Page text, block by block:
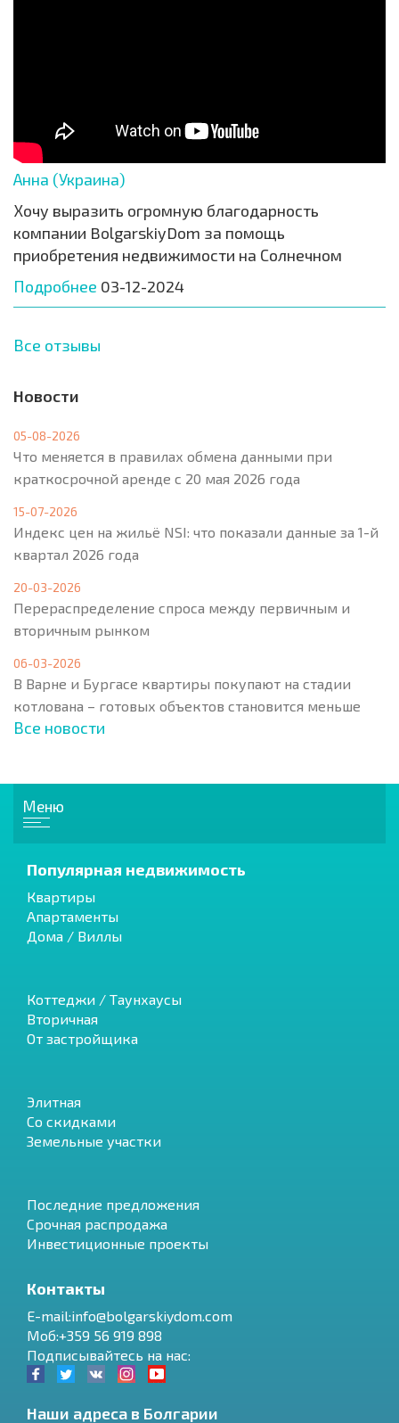
Анна (Украина)
Хочу выразить огромную благодарность
компании BolgarskiyDom за помощь
приобретения недвижимости на Солнечном
Подробнее 03-12-2024
Все отзывы
Новости
05-08-2026
Что меняется в правилах обмена данными при
краткосрочной аренде с 20 мая 2026 года
15-07-2026
Индекс цен на жильё NSI: что показали данные за 1-й
квартал 2026 года
20-03-2026
Перераспределение спроса между первичным и
вторичным рынком
06-03-2026
В Варне и Бургасе квартиры покупают на стадии
котлована – готовых объектов становится меньше
Все новости
Меню
Популярная недвижимость
Квартиры
Апартаменты
Дома / Виллы
Коттеджи / Таунхаусы
Вторичная
От застройщика
Элитная
Со скидками
Земельные участки
Последние предложения
Срочная распродажа
Инвестиционные проекты
Контакты
E-mail:info@bolgarskiydom.com
Моб:+359 56 919 898
Подписывайтесь на нас:
Наши адреса в Болгарии